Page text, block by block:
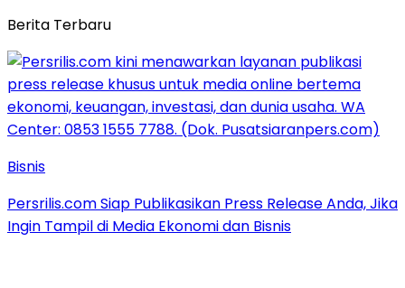
Berita Terbaru
Bisnis
Persrilis.com Siap Publikasikan Press Release Anda, Jika
Ingin Tampil di Media Ekonomi dan Bisnis